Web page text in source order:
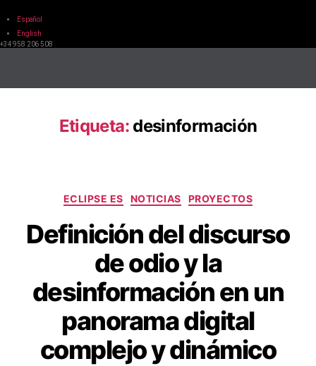
Español
English
+34 958 206 508
Etiqueta: desinformación
ECLIPSE ES NOTICIAS PROYECTOS
Definición del discurso
de odio y la
desinformación en un
panorama digital
complejo y dinámico